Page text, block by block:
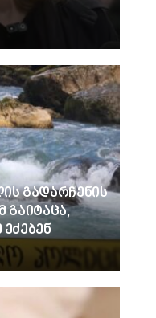
გადარჩენის
გაიტაცა,